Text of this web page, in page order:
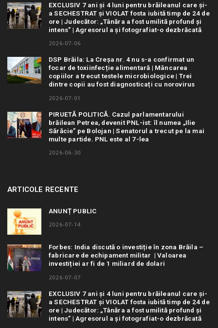
EXCLUSIV 7 ani și 4 luni pentru brăileanul care și-
a SECHESTRAT și VIOLAT fosta iubită timp de 24 de
ore | Judecător: „Tânăra a fost umilită profund și
intens” | Agresorul a și fotografiat-o dezbrăcată
2026-07-06
DSP Brăila: La Creșa nr. 4 nu s-a confirmat un
focar de toxiinfecție alimentară | Mâncarea
copiilor a trecut testele microbiologice | Trei
dintre copii au fost diagnosticați cu norovirus
2026-07-01
PIRUETĂ POLITICĂ. Cazul parlamentarului
brăilean Petrea, devenit PNL-ist: îl numea „Ilie
Sărăcie” pe Bolojan | Senatorul a trecut pe la mai
multe partide. PNL este al 7-lea
2026-06-30
ARTICOLE RECENTE
ANUNȚ PUBLIC
2026-07-14
Forbes: India discută o investiție în zona Brăila –
fabricare de echipament militar | Valoarea
investiției ar fi de 1 miliard de dolari
2026-07-07
EXCLUSIV 7 ani și 4 luni pentru brăileanul care și-
a SECHESTRAT și VIOLAT fosta iubită timp de 24 de
ore | Judecător: „Tânăra a fost umilită profund și
intens” | Agresorul a și fotografiat-o dezbrăcată